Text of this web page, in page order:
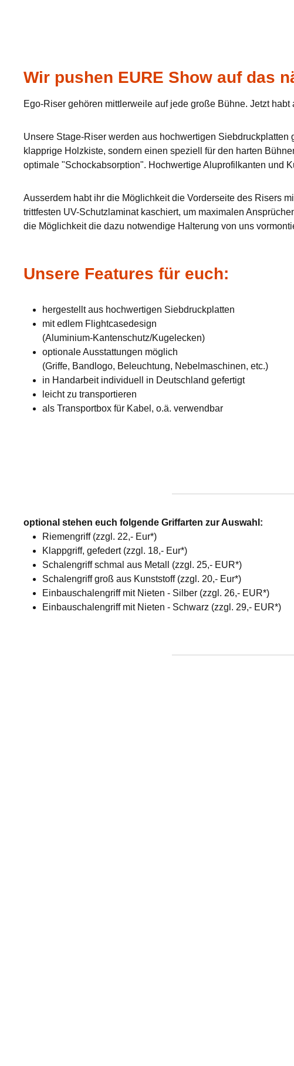
Wir pushen EURE Show auf das
Ego-Riser gehören mittlerweile auf jede große Bühne. Jetzt
Unsere Stage-Riser werden aus hochwertigen
klapprige Holzkiste, sondern einen speziell für den harten
optimale "Schockabsorption". Hochwertige Aluprofilkanten und
Ausserdem habt ihr die Möglichkeit die Vorderseite des Risers
trittfesten UV-Schutzlaminat kaschiert, um maximalen
die Möglichkeit die dazu notwendige Halterung von uns
Unsere Features für euch:
hergestellt aus hochwertigen Siebdruckplatten
mit edlem Flightcasedesign
(Aluminium-Kantenschutz/Kugelecken)
optionale Ausstattungen möglich
(Griffe, Bandlogo, Beleuchtung, Nebelmaschinen, etc.)
in Handarbeit individuell in Deutschland gefertigt
leicht zu transportieren
als Transportbox für Kabel, o.ä. verwendbar
optional stehen euch folgende Griffarten zur Auswahl:
Riemengriff (zzgl. 22,- Eur*)
Klappgriff, gefedert (zzgl. 18,- Eur*)
Schalengriff schmal aus Metall (zzgl. 25,- EUR*)
Schalengriff groß aus Kunststoff (zzgl. 20,- Eur*)
Einbauschalengriff mit Nieten - Silber (zzgl. 26,- EUR*)
Einbauschalengriff mit Nieten - Schwarz (zzgl. 29,- EUR*)